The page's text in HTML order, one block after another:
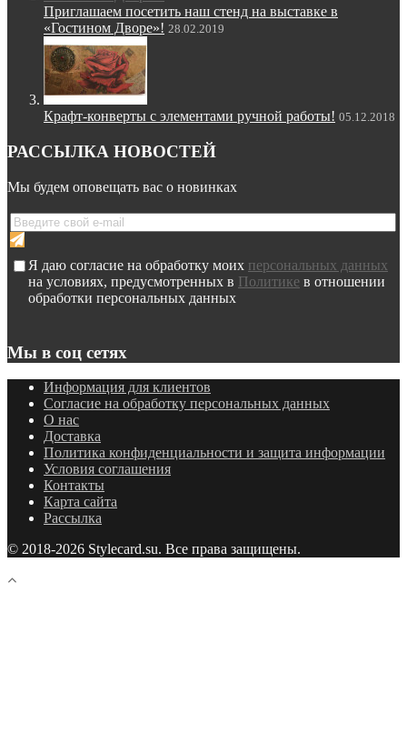
Приглашаем посетить наш стенд на выставке в
«Гостином Дворе»! 28.02.2019
Крафт-конверты с элементами ручной работы! 05.12.2018
РАССЫЛКА НОВОСТЕЙ
Мы будем оповещать вас о новинках
Я даю согласие на обработку моих персональных данных
на условиях, предусмотренных в Политике в отношении
обработки персональных данных
Мы в соц сетях
Информация для клиентов
Согласие на обработку персональных данных
О нас
Доставка
Политика конфиденциальности и защита информации
Условия соглашения
Контакты
Карта сайта
Рассылка
© 2018-2026 Stylecard.su. Все права защищены.